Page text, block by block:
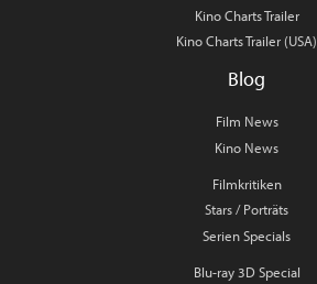
Kino Charts Trailer
Kino Charts Trailer (USA)
Blog
Film News
Kino News
Filmkritiken
Stars / Porträts
Serien Specials
Blu-ray 3D Special